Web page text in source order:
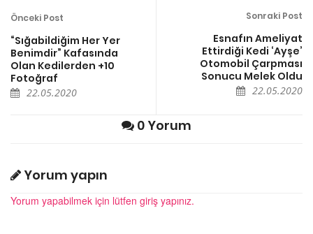
Önceki Post
“Sığabildiğim Her Yer
Benimdir” Kafasında
Olan Kedilerden +10
Fotoğraf
22.05.2020
Sonraki Post
Esnafın Ameliyat
Ettirdiği Kedi ‘Ayşe’
Otomobil Çarpması
Sonucu Melek Oldu
22.05.2020
0 Yorum
Yorum yapın
Yorum yapabilmek için lütfen giriş yapınız.